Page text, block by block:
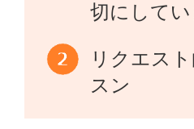
切にしてい
リクエス
スン